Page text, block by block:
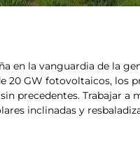
en la vanguardia de la
20 GW fotovoltaicos, los
precedentes. Trabajar a
inclinadas y